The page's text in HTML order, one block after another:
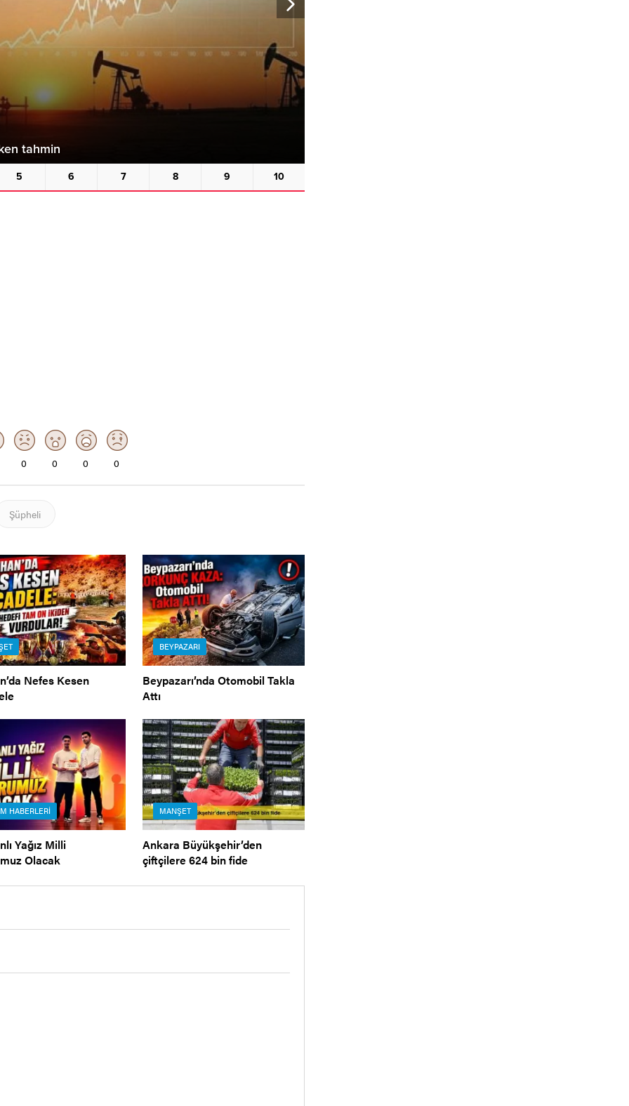
0 0 0 0
Şüpheli
Nefes Kesen
BEYPAZARI
Beypazarı’nda Otomobil Takla
Attı
HABERLERI
Yağız Milli
Olacak
MANŞET
Ankara Büyükşehir’den
çiftçilere 624 bin fide